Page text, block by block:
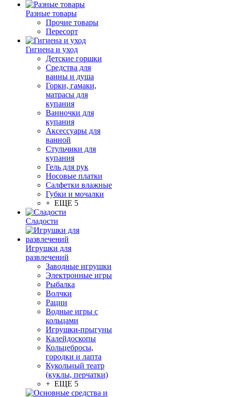
Разные товары
Прочие товары
Пересорт
Гигиена и уход
Детские горшки
Средства для
ванны и душа
Горки, гамаки,
матрасы для
купания
Ванночки для
купания
Аксессуары для
ванной
Стульчики для
купания
Гель для рук
Носовые платки
Салфетки влажные
Губки и мочалки
+ ЕЩЕ 5
Сладости
Игрушки для
развлечений
Заводные игрушки
Электронные игры
Рыбалка
Волчки
Рации
Водные игры с
кольцами
Игрушки-прыгуны
Калейдоскопы
Кольцебросы,
городки и лапта
Кукольный театр
(куклы, перчатки)
+ ЕЩЕ 5